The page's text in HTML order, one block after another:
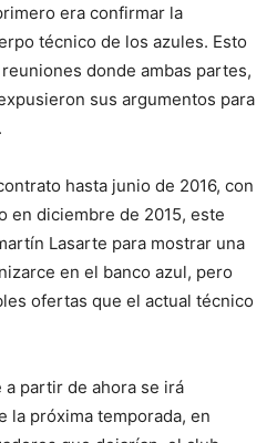
era confirmar la
técnico de los azules. Esto
donde ambas partes,
sus argumentos para
hasta junio de 2016, con
en diciembre de 2015, este
Lasarte para mostrar una
en el banco azul, pero
ofertas que el actual técnico
partir de ahora se irá
la próxima temporada, en